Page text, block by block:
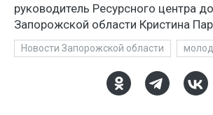
руководитель Ресурсного центра
Запорожской области Кристина
Новости Запорожской области